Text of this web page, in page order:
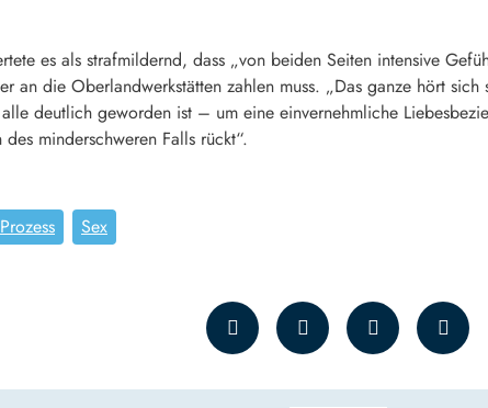
es als strafmildernd, dass „von beiden Seiten intensive
an die Oberlandwerkstätten zahlen muss. „Das ganze hört
deutlich geworden ist – um eine einvernehmliche
minderschweren Falls rückt“.
Prozess Sex